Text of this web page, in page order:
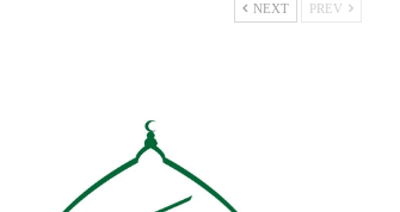
NEXT